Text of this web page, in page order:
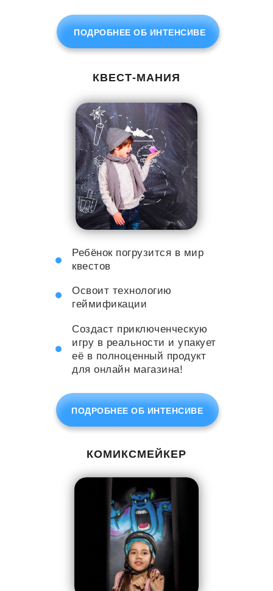
ПОДРОБНЕЕ ОБ ИНТЕНСИВЕ
КВЕСТ-МАНИЯ
Ребёнок погрузится в мир
квестов
ПОДРОБНЕЕ ОБ ИНТЕНСИВЕ
КОМИКСМЕЙКЕР
Освоит технологию
геймификации
Создаст приключенческую
игру в реальности и упакует
её в полноценный продукт
для онлайн магазина!